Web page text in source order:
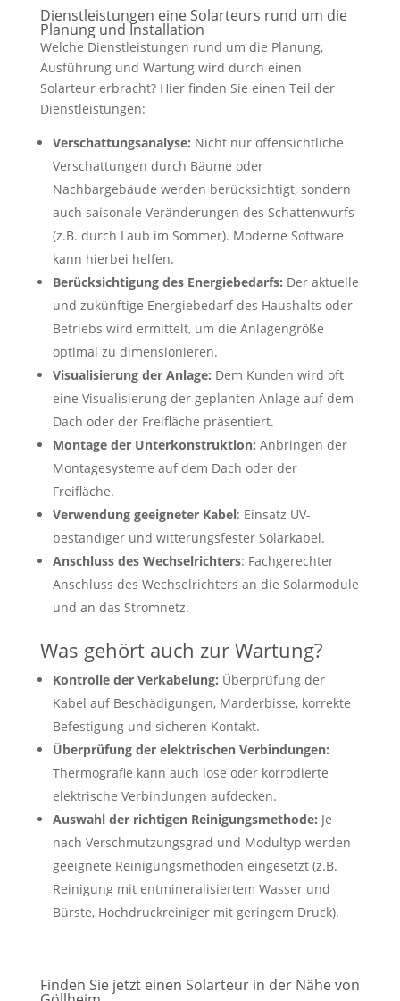
Dienstleistungen eine Solarteurs rund um die
Planung und Installation
Welche Dienstleistungen rund um die Planung,
Ausführung und Wartung wird durch einen
Solarteur erbracht? Hier finden Sie einen Teil der
Dienstleistungen:
Verschattungsanalyse: Nicht nur offensichtliche
Verschattungen durch Bäume oder
Nachbargebäude werden berücksichtigt, sondern
auch saisonale Veränderungen des Schattenwurfs
(z.B. durch Laub im Sommer). Moderne Software
kann hierbei helfen.
Berücksichtigung des Energiebedarfs: Der aktuelle
und zukünftige Energiebedarf des Haushalts oder
Betriebs wird ermittelt, um die Anlagengröße
optimal zu dimensionieren.
Visualisierung der Anlage: Dem Kunden wird oft
eine Visualisierung der geplanten Anlage auf dem
Dach oder der Freifläche präsentiert.
Montage der Unterkonstruktion: Anbringen der
Montagesysteme auf dem Dach oder der
Freifläche.
Verwendung geeigneter Kabel: Einsatz UV-
beständiger und witterungsfester Solarkabel.
Anschluss des Wechselrichters: Fachgerechter
Anschluss des Wechselrichters an die Solarmodule
und an das Stromnetz.
Was gehört auch zur Wartung?
Kontrolle der Verkabelung: Überprüfung der
Kabel auf Beschädigungen, Marderbisse, korrekte
Befestigung und sicheren Kontakt.
Überprüfung der elektrischen Verbindungen:
Thermografie kann auch lose oder korrodierte
elektrische Verbindungen aufdecken.
Auswahl der richtigen Reinigungsmethode: Je
nach Verschmutzungsgrad und Modultyp werden
geeignete Reinigungsmethoden eingesetzt (z.B.
Reinigung mit entmineralisiertem Wasser und
Bürste, Hochdruckreiniger mit geringem Druck).
Finden Sie jetzt einen Solarteur in der Nähe von